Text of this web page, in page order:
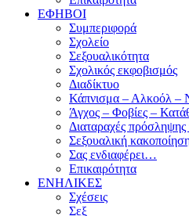
ΕΦΗΒΟΙ
Συμπεριφορά
Σχολείο
Σεξουαλικότητα
Σχολικός εκφοβισμός
Διαδίκτυο
Κάπνισμα – Αλκοόλ –
Άγχος – Φοβίες –
Διαταραχές πρόσληψης
Σεξουαλική
Σας ενδιαφέρει…
Επικαιρότητα
ΕΝΗΛΙΚΕΣ
Σχέσεις
Σεξ